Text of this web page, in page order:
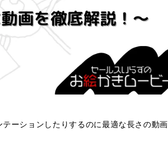
ーションしたりするのに最適な長さの動画